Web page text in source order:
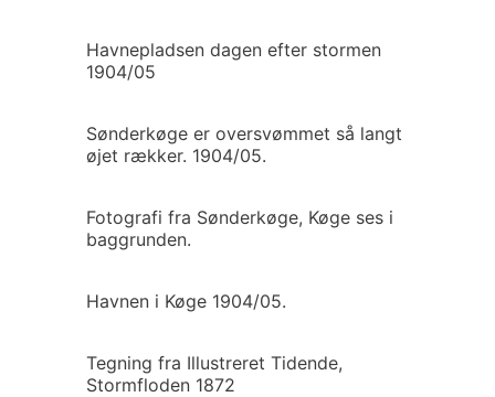
Havnepladsen dagen efter stormen
1904/05
Sønderkøge er oversvømmet så langt
øjet rækker. 1904/05.
Fotografi fra Sønderkøge, Køge ses i
baggrunden.
Havnen i Køge 1904/05.
Tegning fra Illustreret Tidende,
Stormfloden 1872